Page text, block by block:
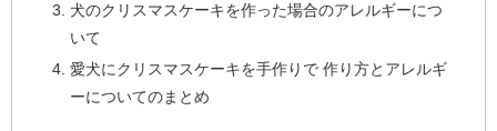
犬のクリスマスケーキを作った場合のアレルギーにつ
いて
愛犬にクリスマスケーキを手作りで 作り方とアレルギ
ーについてのまとめ